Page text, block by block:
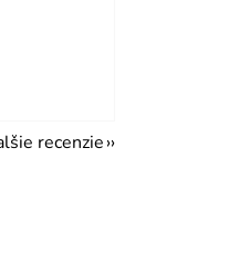
recenzie